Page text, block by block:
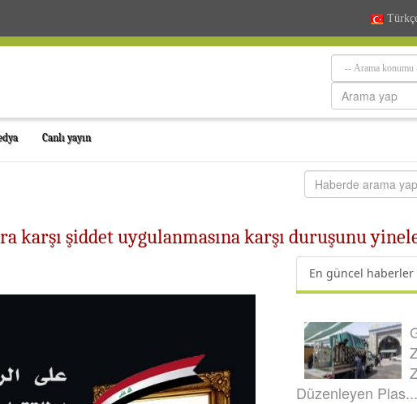
Canlı yayın
karşı şiddet uygulanmasına karşı duruşunu
En güncel haberler
Düzenleyen Plas...